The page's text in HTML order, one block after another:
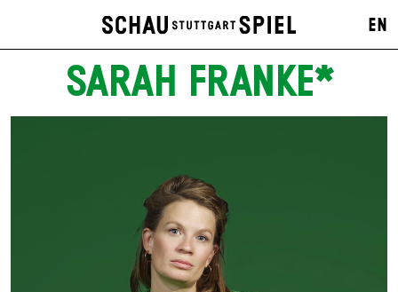
EN
SARAH FRANKE*